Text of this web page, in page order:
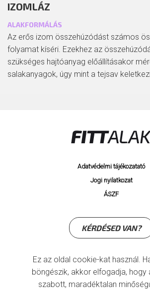
IZOMLÁZ
ALAKFORMÁLÁS
Az erős izom összehúzódást számos
folyamat kíséri. Ezekhez az
szükséges hajtóanyag előállításakor
salakanyagok, úgy mint a tejsav
Ez az oldal cookie-kat használ.
böngészik, akkor elfogadja, hogy
szabott, maradéktalan
KÉRDÉSED VAN?
Adatvédelmi tájékozatató
Jogi nyilatkozat
ÁSZF